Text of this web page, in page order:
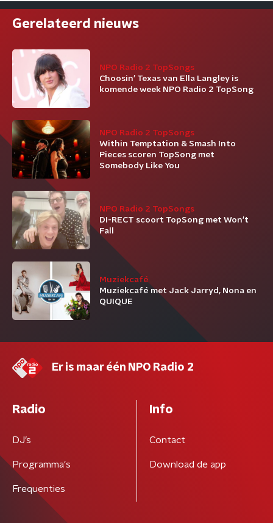
Gerelateerd nieuws
NPO Radio 2 TopSongs
Choosin’ Texas van Ella Langley is
komende week NPO Radio 2 TopSong
NPO Radio 2 TopSongs
Within Temptation & Smash Into
Pieces scoren TopSong met
Somebody Like You
NPO Radio 2 TopSongs
DI-RECT scoort TopSong met Won't
Fall
Muziekcafé
Muziekcafé met Jack Jarryd, Nona en
QUIQUE
Er is maar één NPO Radio 2
Radio
DJ’s
Programma's
Frequenties
Info
Contact
Download de app